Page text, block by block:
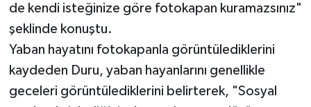
de kendi isteğinize göre fotokapan kuramazsınız"
şeklinde konuştu.
Yaban hayatını fotokapanla görüntülediklerini
kaydeden Duru, yaban hayanlarını genellikle
geceleri görüntülediklerini belirterek, "Sosyal